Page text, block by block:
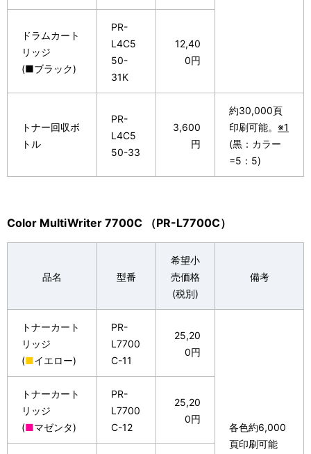
ドラムカート
リッジ
(■ブラック)
PR-
L4C5
50-
31K
12,40
0円
トナー回収ボ
トル
PR-
L4C5
50-33
3,600
円
約30,000頁
印刷可能。 ※1
(黒：カラー
=5：5)
Color MultiWriter 7700C （PR-L7700C）
品名 型番
希望小
売価格
(税別)
備考
トナーカート
リッジ
(■イエロー)
PR-
L7700
C-11
25,20
0円
各色約6,000
頁印刷可能
トナーカート
リッジ
(■マゼンタ)
PR-
L7700
C-12
25,20
0円